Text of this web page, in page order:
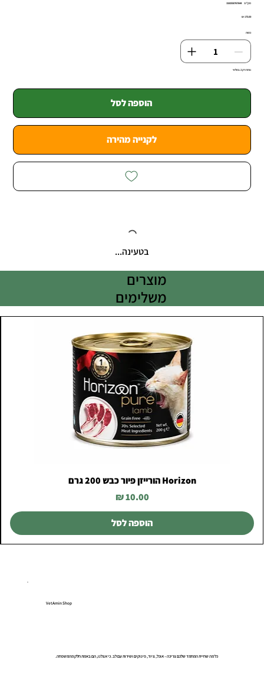
מק"ט:
מק"ט
3182550767644
מחיר‏175.00 ‏₪
כמות
נותרו רק 2 במלאי
הוספה לסל
לקנייה מהירה
בטעינה...
מוצרים
משלימים
Horizon הורייזן פיור כבש 200 גרם
מחיר
הוספה לסל
VetAmin Shop
כל מה שחיית המחמד שלכם צריכה – אוכל, ציוד, פינוקים ושירות עם לב. כי אצלנו, הם באמת חלק מהמשפחה.